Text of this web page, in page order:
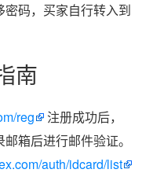
码，买家自行转入到
南
reg
注册成功后，
箱后进行邮件验证。
auth/idcard/list